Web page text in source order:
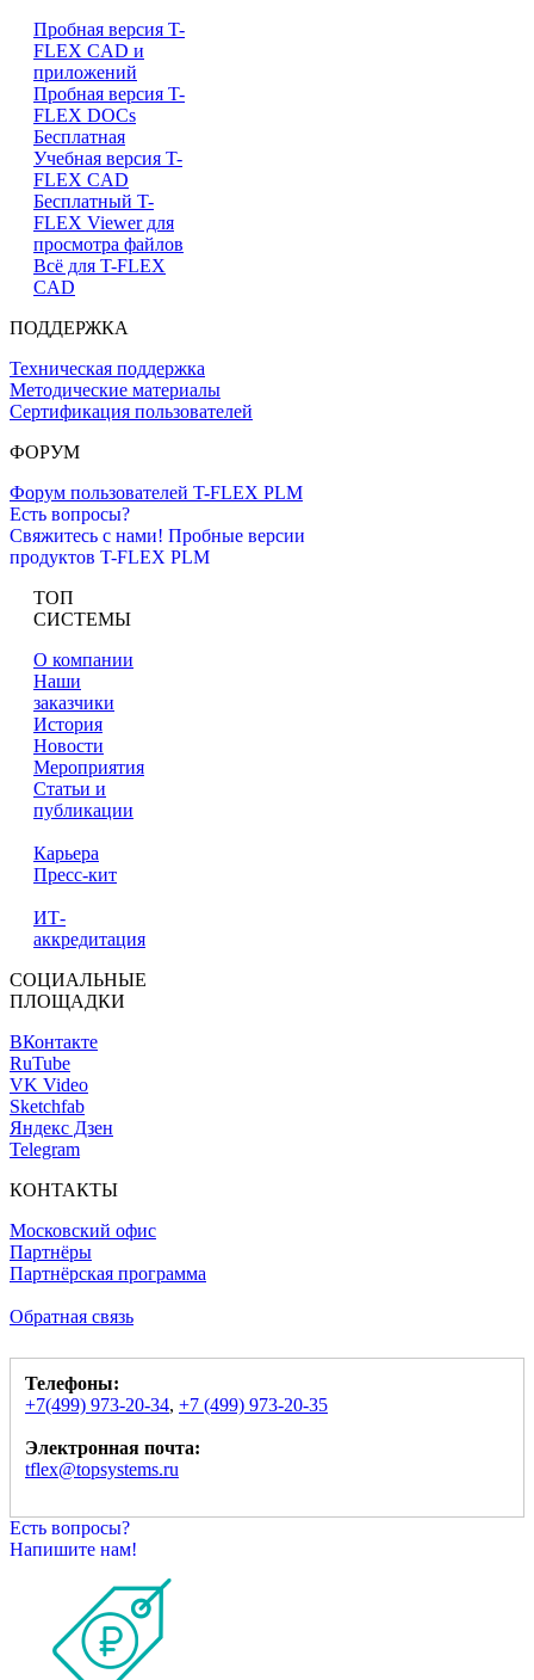
Пробная версия T-
FLEX CAD и
приложений
Пробная версия T-
FLEX DOCs
Бесплатная
Учебная версия T-
FLEX CAD
Бесплатный T-
FLEX Viewer для
просмотра файлов
Всё для T-FLEX
CAD
ПОДДЕРЖКА
Техническая поддержка
Методические материалы
Сертификация пользователей
ФОРУМ
Форум пользователей T-FLEX PLM
Есть вопросы?
Свяжитесь с нами! Пробные версии
продуктов T-FLEX PLM
ТОП
СИСТЕМЫ
О компании
Наши
заказчики
История
Новости
Мероприятия
Статьи и
публикации
Карьера
Пресс-кит
ИТ-
аккредитация
СОЦИАЛЬНЫЕ
ПЛОЩАДКИ
ВКонтакте
RuTube
VK Video
Sketchfab
Яндекс Дзен
Telegram
КОНТАКТЫ
Московский офис
Партнёры
Партнёрская программа
Обратная связь
Телефоны:
+7(499) 973-20-34, +7 (499) 973-20-35
Электронная почта:
tflex@topsystems.ru
Есть вопросы?
Напишите нам!